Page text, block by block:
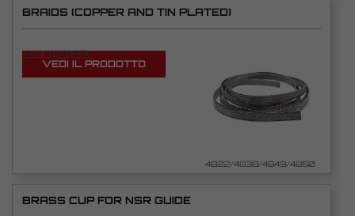
BRAIDS (COPPER AND TIN PLATED)
VEDI TUTORIAL
VEDI IL PRODOTTO
4822/4838/4849/4850
BRASS CUP FOR NSR GUIDE